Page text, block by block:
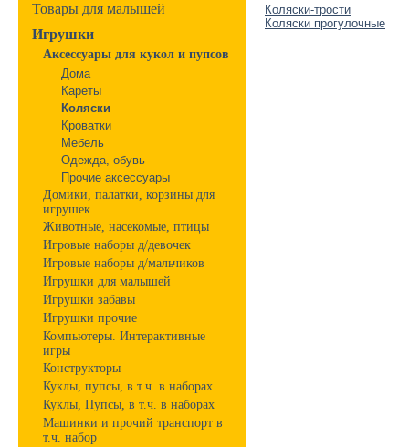
Товары для малышей
Игрушки
Аксессуары для кукол и пупсов
Дома
Кареты
Коляски
Кроватки
Мебель
Одежда, обувь
Прочие аксессуары
Домики, палатки, корзины для
игрушек
Животные, насекомые, птицы
Игровые наборы д/девочек
Игровые наборы д/мальчиков
Игрушки для малышей
Игрушки забавы
Игрушки прочие
Компьютеры. Интерактивные
игры
Конструкторы
Куклы, пупсы, в т.ч. в наборах
Куклы, Пупсы, в т.ч. в наборах
Машинки и прочий транспорт в
т.ч. набор
Коляски-трости
Коляски прогулочные